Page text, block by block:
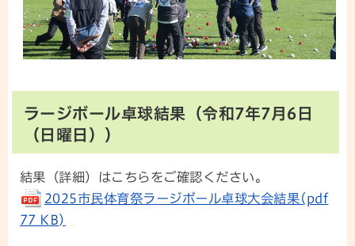
ラージボール卓球結果（令和7年7月6日
（日曜日））
結果（詳細）はこちらをご確認ください。
2025市民体育祭ラージボール卓球大会結果(pdf
77 KB)